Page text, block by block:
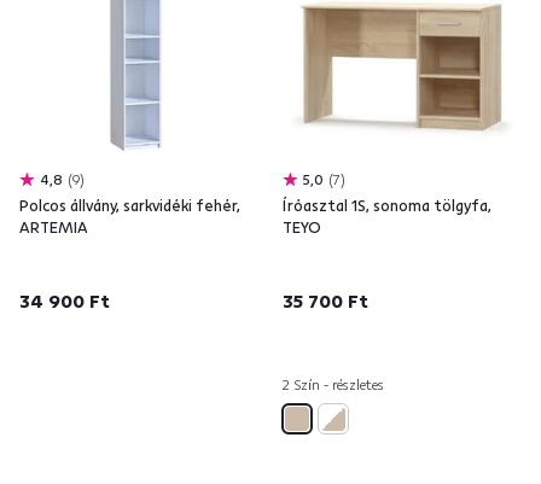
4,8 9
Polcos állvány, sarkvidéki fehér,
ARTEMIA
34 900 Ft
5,0 7
Íróasztal 1S, sonoma tölgyfa,
TEYO
35 700 Ft
2 Szín - részletes